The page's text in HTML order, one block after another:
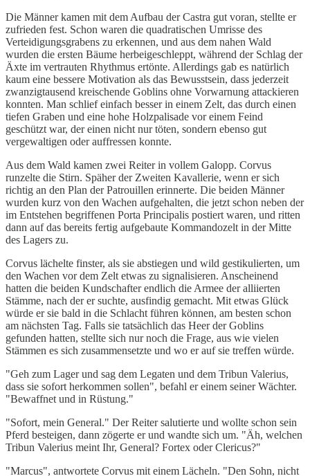
Die Männer kamen mit dem Aufbau der Castra gut voran, stellte er
zufrieden fest. Schon waren die quadratischen Umrisse des
Verteidigungsgrabens zu erkennen, und aus dem nahen Wald
wurden die ersten Bäume herbeigeschleppt, während der Schlag der
Äxte im vertrauten Rhythmus ertönte. Allerdings gab es natürlich
kaum eine bessere Motivation als das Bewusstsein, dass jederzeit
zwanzigtausend kreischende Goblins ohne Vorwarnung attackieren
konnten. Man schlief einfach besser in einem Zelt, das durch einen
tiefen Graben und eine hohe Holzpalisade vor einem Feind
geschützt war, der einen nicht nur töten, sondern ebenso gut
vergewaltigen oder auffressen konnte.
Aus dem Wald kamen zwei Reiter in vollem Galopp. Corvus
runzelte die Stirn. Späher der Zweiten Kavallerie, wenn er sich
richtig an den Plan der Patrouillen erinnerte. Die beiden Männer
wurden kurz von den Wachen aufgehalten, die jetzt schon neben der
im Entstehen begriffenen Porta Principalis postiert waren, und ritten
dann auf das bereits fertig aufgebaute Kommandozelt in der Mitte
des Lagers zu.
Corvus lächelte finster, als sie abstiegen und wild gestikulierten, um
den Wachen vor dem Zelt etwas zu signalisieren. Anscheinend
hatten die beiden Kundschafter endlich die Armee der alliierten
Stämme, nach der er suchte, ausfindig gemacht. Mit etwas Glück
würde er sie bald in die Schlacht führen können, am besten schon
am nächsten Tag. Falls sie tatsächlich das Heer der Goblins
gefunden hatten, stellte sich nur noch die Frage, aus wie vielen
Stämmen es sich zusammensetzte und wo er auf sie treffen würde.
"Geh zum Lager und sag dem Legaten und dem Tribun Valerius,
dass sie sofort herkommen sollen", befahl er einem seiner Wächter.
"Bewaffnet und in Rüstung."
"Sofort, mein General." Der Reiter salutierte und wollte schon sein
Pferd besteigen, dann zögerte er und wandte sich um. "Äh, welchen
Tribun Valerius meint Ihr, General? Fortex oder Clericus?"
"Marcus", antwortete Corvus mit einem Lächeln. "Den Sohn, nicht